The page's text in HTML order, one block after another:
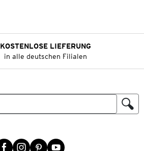
KOSTENLOSE LIEFERUNG
in alle deutschen Filialen